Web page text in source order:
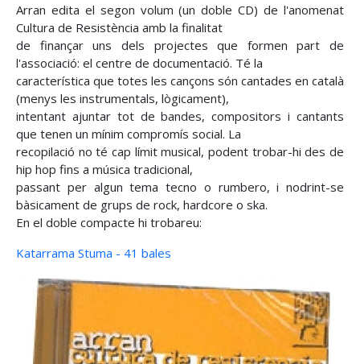
Arran edita el segon volum (un doble CD) de l'anomenat
Cultura de Resistència amb la finalitat
de finançar uns dels projectes que formen part de
l'associació: el centre de documentació. Té la
característica que totes les cançons són cantades en català
(menys les instrumentals, lògicament),
intentant ajuntar tot de bandes, compositors i cantants
que tenen un mínim compromís social. La
recopilació no té cap límit musical, podent trobar-hi des de
hip hop fins a música tradicional,
passant per algun tema tecno o rumbero, i nodrint-se
bàsicament de grups de rock, hardcore o ska.
En el doble compacte hi trobareu:
Katarrama Stuma - 41 bales